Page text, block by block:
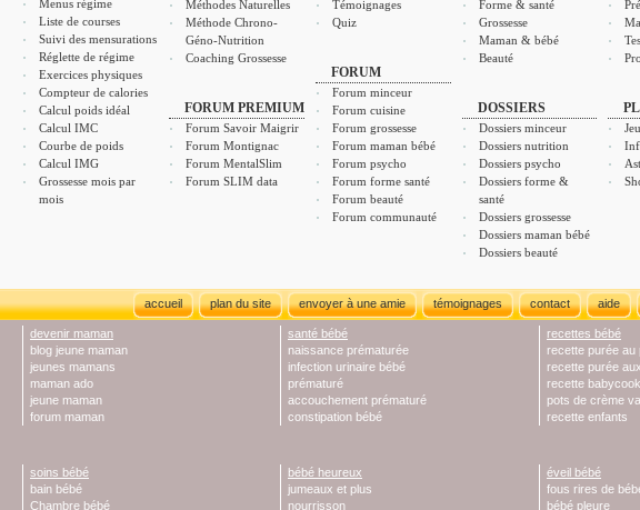
Menus régime
Liste de courses
Suivi des mensurations
Réglette de régime
Exercices physiques
Compteur de calories
Calcul poids idéal
Calcul IMC
Courbe de poids
Calcul IMG
Grossesse mois par
mois
Méthodes Naturelles
Méthode Chrono-
Géno-Nutrition
Coaching Grossesse
FORUM PREMIUM
Forum Savoir Maigrir
Forum Montignac
Forum MentalSlim
Forum SLIM data
Témoignages
Quiz
FORUM
Forum minceur
Forum cuisine
Forum grossesse
Forum maman bébé
Forum psycho
Forum forme santé
Forum beauté
Forum communauté
Forme & santé
Grossesse
Maman & bébé
Beauté
DOSSIERS
Dossiers minceur
Dossiers nutrition
Dossiers psycho
Dossiers forme &
santé
Dossiers grossesse
Dossiers maman bébé
Dossiers beauté
accueil plan du site envoyer à une amie témoignages contact aide
devenir maman
blog jeune maman
jeunes mamans
maman ado
jeune maman
forum maman
santé bébé
naissance prématurée
infection urinaire bébé
prématuré
accouchement prématuré
constipation bébé
recettes bébé
recette purée au
recette purée
recette babycook
pots de crème
recette enfants
soins bébé
bain bébé
Chambre bébé
bébé heureux
jumeaux et plus
nourrisson
éveil bébé
fous rires de
bébé pleure